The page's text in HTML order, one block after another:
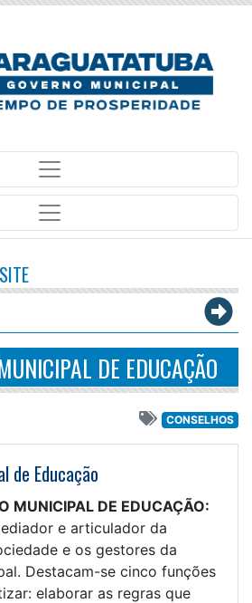
DE EDUCAÇÃO
CONSELHOS
de Educação
MUNICIPAL DE EDUCAÇÃO:
e articulador da
e os gestores da
Destacam-se cinco funções
elaborar as regras que